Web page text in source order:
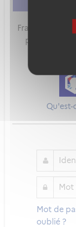
pour
Qu'est-
Mot de
oublié ?